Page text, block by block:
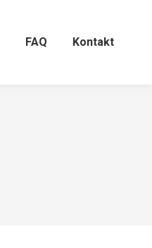
FAQ Kontakt